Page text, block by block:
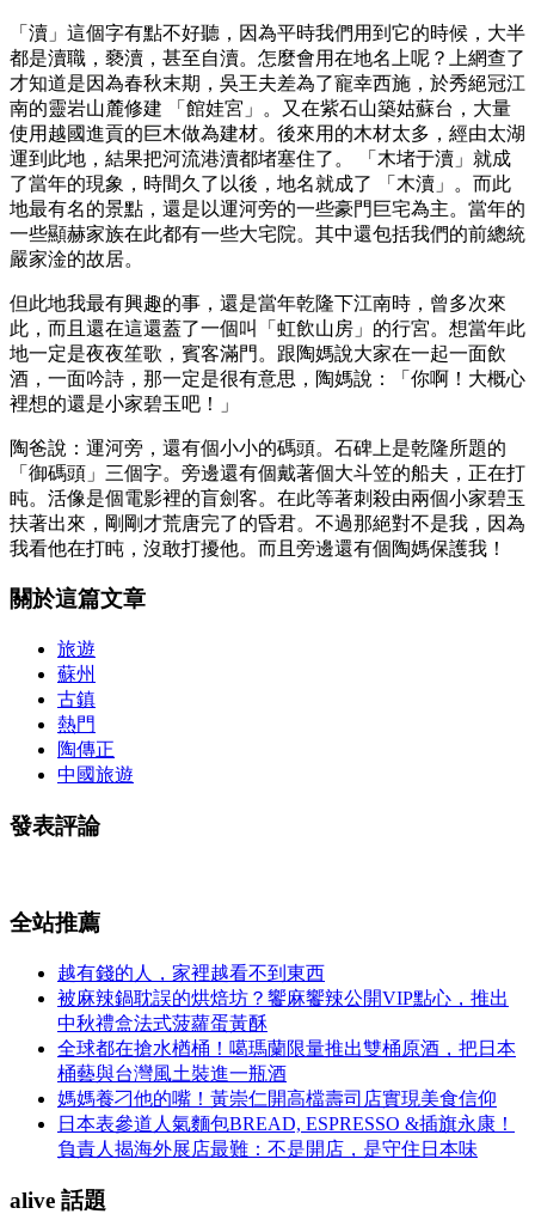
「瀆」這個字有點不好聽，因為平時我們用到它的時候，大半
都是瀆職，褻瀆，甚至自瀆。怎麼會用在地名上呢？上網查了
才知道是因為春秋末期，吳王夫差為了寵幸西施，於秀絕冠江
南的靈岩山麓修建 「館娃宮」。又在紫石山築姑蘇台，大量
使用越國進貢的巨木做為建材。後來用的木材太多，經由太湖
運到此地，結果把河流港瀆都堵塞住了。 「木堵于瀆」就成
了當年的現象，時間久了以後，地名就成了 「木瀆」。而此
地最有名的景點，還是以運河旁的一些豪門巨宅為主。當年的
一些顯赫家族在此都有一些大宅院。其中還包括我們的前總統
嚴家淦的故居。
但此地我最有興趣的事，還是當年乾隆下江南時，曾多次來
此，而且還在這還蓋了一個叫「虹飲山房」的行宮。想當年此
地一定是夜夜笙歌，賓客滿門。跟陶媽說大家在一起一面飲
酒，一面吟詩，那一定是很有意思，陶媽說：「你啊！大概心
裡想的還是小家碧玉吧！」
陶爸說：運河旁，還有個小小的碼頭。石碑上是乾隆所題的
「御碼頭」三個字。旁邊還有個戴著個大斗笠的船夫，正在打
盹。活像是個電影裡的盲劍客。在此等著刺殺由兩個小家碧玉
扶著出來，剛剛才荒唐完了的昏君。不過那絕對不是我，因為
我看他在打盹，沒敢打擾他。而且旁邊還有個陶媽保護我！
關於這篇文章
旅遊
蘇州
古鎮
熱門
陶傳正
中國旅遊
發表評論
全站推薦
越有錢的人，家裡越看不到東西
被麻辣鍋耽誤的烘焙坊？饗麻饗辣公開VIP點心，推出
中秋禮盒法式菠蘿蛋黃酥
全球都在搶水楢桶！噶瑪蘭限量推出雙桶原酒，把日本
桶藝與台灣風土裝進一瓶酒
媽媽養刁他的嘴！黃崇仁開高檔壽司店實現美食信仰
日本表參道人氣麵包BREAD, ESPRESSO &插旗永康！
負責人揭海外展店最難：不是開店，是守住日本味
alive 話題